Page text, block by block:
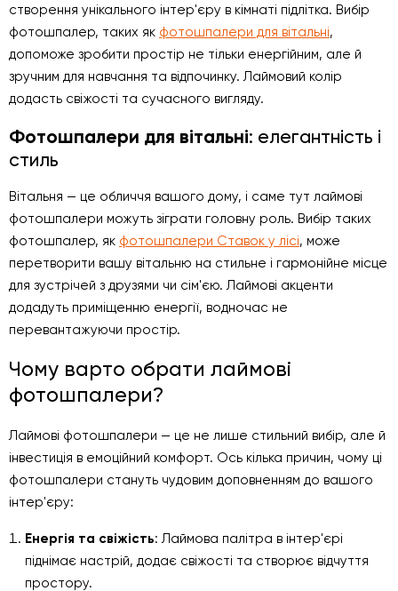
створення унікального інтер'єру в кімнаті підлітка. Вибір
фотошпалер, таких як фотошпалери для вітальні,
допоможе зробити простір не тільки енергійним, але й
зручним для навчання та відпочинку. Лаймовий колір
додасть свіжості та сучасного вигляду.
Фотошпалери для вітальні: елегантність і
стиль
Вітальня — це обличчя вашого дому, і саме тут лаймові
фотошпалери можуть зіграти головну роль. Вибір таких
фотошпалер, як фотошпалери Ставок у лісі, може
перетворити вашу вітальню на стильне і гармонійне місце
для зустрічей з друзями чи сім'єю. Лаймові акценти
додадуть приміщенню енергії, водночас не
перевантажуючи простір.
Чому варто обрати лаймові
фотошпалери?
Лаймові фотошпалери — це не лише стильний вибір, але й
інвестиція в емоційний комфорт. Ось кілька причин, чому ці
фотошпалери стануть чудовим доповненням до вашого
інтер'єру:
Енергія та свіжість: Лаймова палітра в інтер'єрі
піднімає настрій, додає свіжості та створює відчуття
простору.